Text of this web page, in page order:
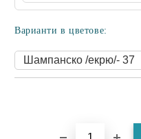
Варианти в цветове: